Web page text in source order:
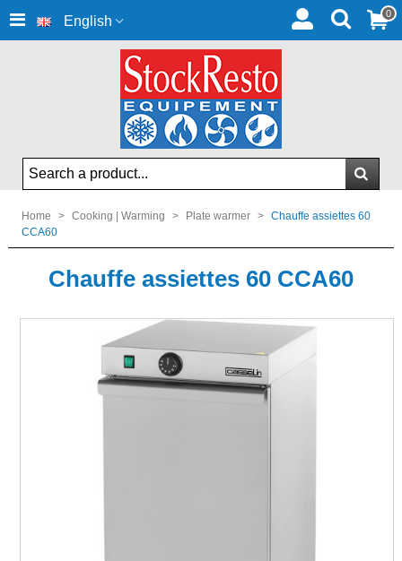
English 0
Home > Cooking | Warming > Plate warmer > Chauffe assiettes 60
CCA60
Chauffe assiettes 60 CCA60